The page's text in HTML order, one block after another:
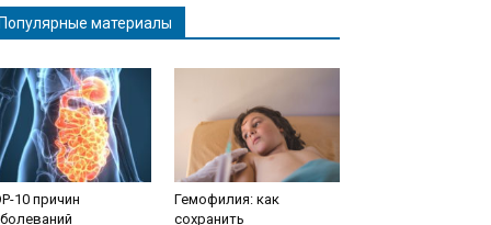
материалы
10 причин
Гемофилия: как
сохранить